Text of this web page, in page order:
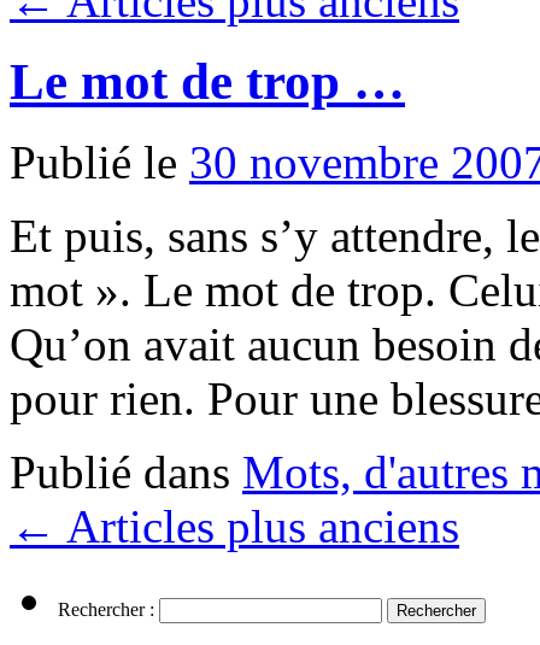
Le mot de trop …
Publié le 30 novembre
Et puis, sans s’y attendre,
mot ». Le mot de trop.
Qu’on avait aucun besoin
pour rien. Pour une
Publié dans Mots, d'autres
← Articles plus anciens
Rechercher :